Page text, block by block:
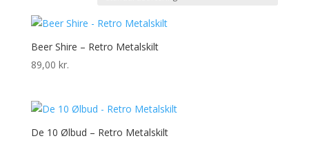
Beer Shire – Retro Metalskilt
89,00 kr.
De 10 Ølbud – Retro Metalskilt